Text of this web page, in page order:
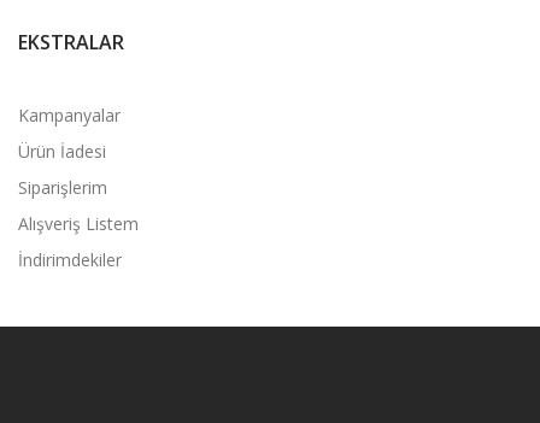
EKSTRALAR
Kampanyalar
Ürün İadesi
Siparişlerim
Alışveriş Listem
İndirimdekiler